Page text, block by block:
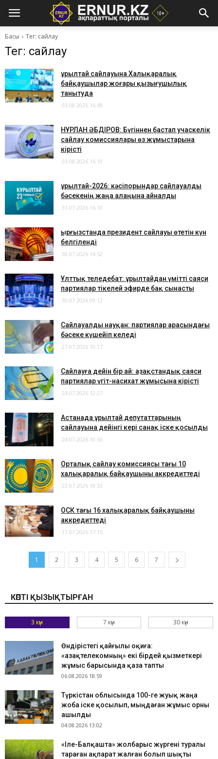
Басы Тег: сайлау
Тег: сайлау
Құрылтай сайлауына Халықаралық
байқаушылар жоғары қызығушылық
танытуда
03.08.2026 16:49
​НҰРЛАН ӘБДІРОВ: Бүгіннен бастап учаскелік
сайлау комиссиялары өз жұмыстарына
кірісті
03.08.2026 16:10
​Құрылтай-2026: кәсіпорындар сайлауалды
бәсекенің жаңа алаңына айналды
31.07.2026 16:10
Қырғызстанда президент сайлауы өтетін күн
белгіленді
30.07.2026 14:52
Ұлттық теледебат: Құрылтайдан үмітті саяси
партиялар тікелей эфирде бақ сынасты
30.07.2026 09:12
​Сайлауалды науқан: партиялар арасындағы
бәсеке күшейіп келеді
27.07.2026 10:17
Сайлауға дейін бір ай: Қазақстандық саяси
партиялар үгіт-насихат жұмысына кірісті
24.07.2026 12:27
Астанада Құрылтай депутаттарының
сайлауына дейінгі кері санақ іске қосылды
24.07.2026 10:56
Орталық сайлау комиссиясы тағы 10
халықаралық байқаушыны аккредиттеді
23.07.2026 18:33
ОСК тағы 16 халықаралық байқаушыны
аккредиттеді
17.07.2026 17:15
1 2 3 4 5 6 7
КӨПТІ ҚЫЗЫҚТЫРҒАН
3 күн 7 күн 30 күн
Өндірістегі қайғылы оқиға:
«Қазақтелекомның» екі бірдей қызметкері
жұмыс барысында қаза тапты
06.08.2026 18:59
Түркістан облысында 100-ге жуық жаңа
жоба іске қосылып, мыңдаған жұмыс орны
ашылды
04.08.2026 13:02
«Іле-Балқашта» жолбарыс жүргені туралы
тараған ақпарат жалған болып шықты